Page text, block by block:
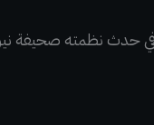
حدث نظمته صحيفة